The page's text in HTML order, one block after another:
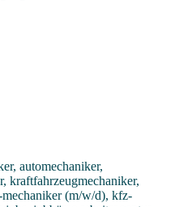
automechaniker,
kraftfahrzeugmechaniker,
(m/w/d), kfz-